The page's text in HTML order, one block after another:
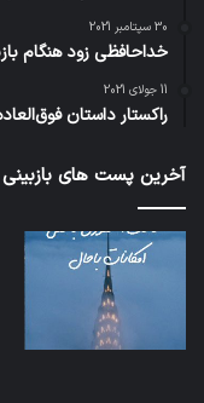
30 سپتامبر 2021
خداحافظی زود هنگام
11 جولای 2021
راکستار داستان
آخرین پست های